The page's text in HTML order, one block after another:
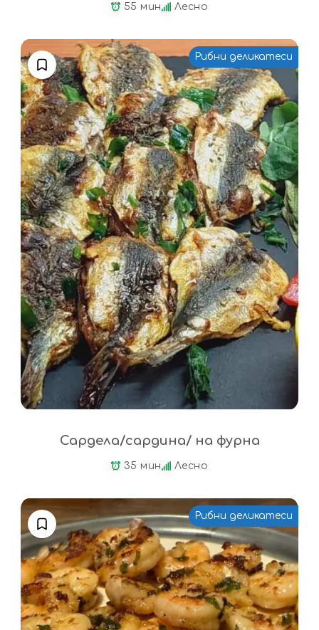
55 мин Лесно
Рибни деликатеси
Сардела/сардина/ на фурна
35 мин Лесно
Рибни деликатеси